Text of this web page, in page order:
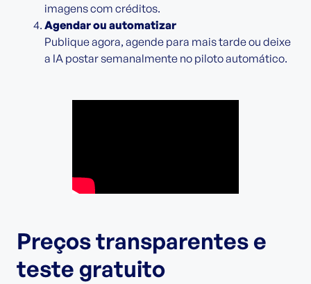
imagens com créditos.
Agendar ou automatizar
Publique agora, agende para mais tarde ou deixe
a IA postar semanalmente no piloto automático.
Preços transparentes e
teste gratuito